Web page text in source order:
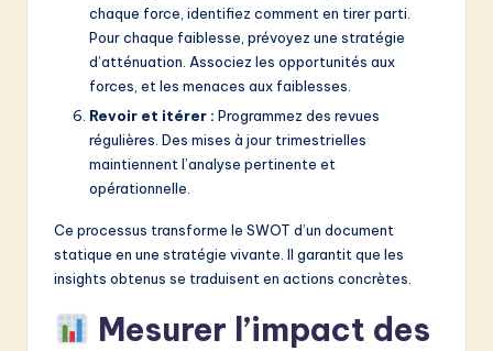
chaque force, identifiez comment en tirer parti.
Pour chaque faiblesse, prévoyez une stratégie
d’atténuation. Associez les opportunités aux
forces, et les menaces aux faiblesses.
Revoir et itérer : Programmez des revues
régulières. Des mises à jour trimestrielles
maintiennent l’analyse pertinente et
opérationnelle.
Ce processus transforme le SWOT d’un document
statique en une stratégie vivante. Il garantit que les
insights obtenus se traduisent en actions concrètes.
Mesurer l’impact des